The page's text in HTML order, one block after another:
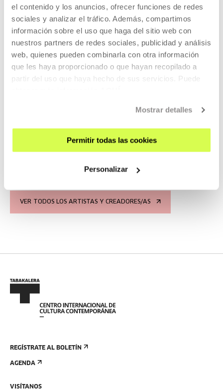
el contenido y los anuncios, ofrecer funciones de redes
sociales y analizar el tráfico. Además, compartimos
información sobre el uso que haga del sitio web con
nuestros partners de redes sociales, publicidad y análisis
web, quienes pueden combinarla con otra información
que les haya proporcionado o que hayan recopilado a
partir del uso que haya hecho de sus servicios. Puede
Mostrar detalles
Permitir todas las cookies
Personalizar
Knock on Wood: Call and
Response
difíciles de tocar con precisión a mano. Cada grupo de
una con su timbre característico.
VER TODOS LOS ARTISTAS Y CREADORES/AS
REGÍSTRATE AL BOLETÍN
AGENDA
VISÍTANOS